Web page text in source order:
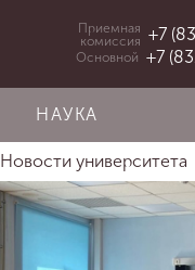
Приемная
комиссия +7
Основной +7
НАУКА
Новости университета